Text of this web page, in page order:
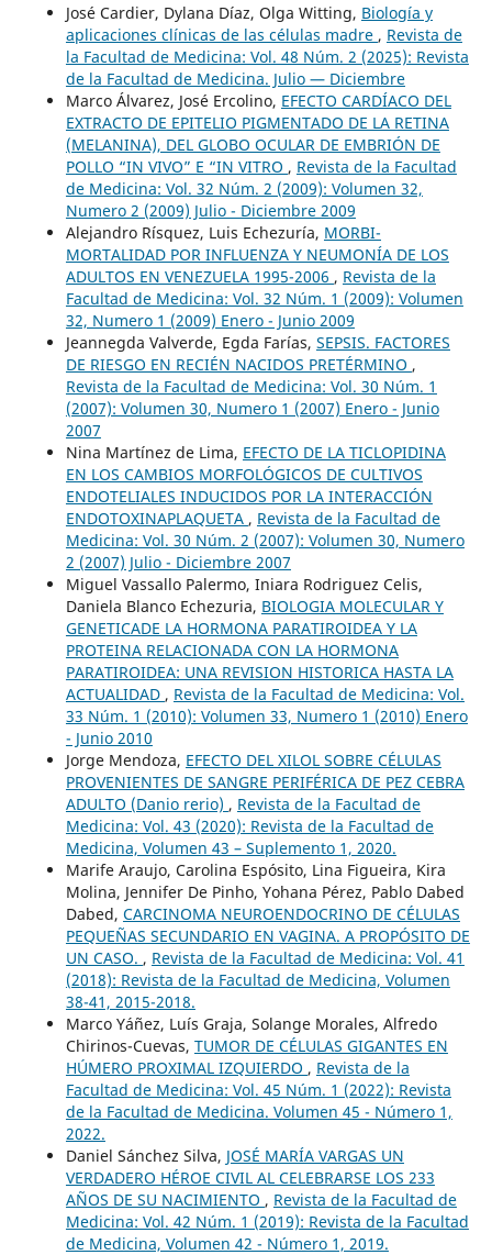
José Cardier, Dylana Díaz, Olga Witting, Biología y
aplicaciones clínicas de las células madre , Revista de
la Facultad de Medicina: Vol. 48 Núm. 2 (2025): Revista
de la Facultad de Medicina. Julio — Diciembre
Marco Álvarez, José Ercolino, EFECTO CARDÍACO DEL
EXTRACTO DE EPITELIO PIGMENTADO DE LA RETINA
(MELANINA), DEL GLOBO OCULAR DE EMBRIÓN DE
POLLO “IN VIVO” E “IN VITRO , Revista de la Facultad
de Medicina: Vol. 32 Núm. 2 (2009): Volumen 32,
Numero 2 (2009) Julio - Diciembre 2009
Alejandro Rísquez, Luis Echezuría, MORBI-
MORTALIDAD POR INFLUENZA Y NEUMONÍA DE LOS
ADULTOS EN VENEZUELA 1995-2006 , Revista de la
Facultad de Medicina: Vol. 32 Núm. 1 (2009): Volumen
32, Numero 1 (2009) Enero - Junio 2009
Jeannegda Valverde, Egda Farías, SEPSIS. FACTORES
DE RIESGO EN RECIÉN NACIDOS PRETÉRMINO ,
Revista de la Facultad de Medicina: Vol. 30 Núm. 1
(2007): Volumen 30, Numero 1 (2007) Enero - Junio
2007
Nina Martínez de Lima, EFECTO DE LA TICLOPIDINA
EN LOS CAMBIOS MORFOLÓGICOS DE CULTIVOS
ENDOTELIALES INDUCIDOS POR LA INTERACCIÓN
ENDOTOXINAPLAQUETA , Revista de la Facultad de
Medicina: Vol. 30 Núm. 2 (2007): Volumen 30, Numero
2 (2007) Julio - Diciembre 2007
Miguel Vassallo Palermo, Iniara Rodriguez Celis,
Daniela Blanco Echezuria, BIOLOGIA MOLECULAR Y
GENETICADE LA HORMONA PARATIROIDEA Y LA
PROTEINA RELACIONADA CON LA HORMONA
PARATIROIDEA: UNA REVISION HISTORICA HASTA LA
ACTUALIDAD , Revista de la Facultad de Medicina: Vol.
33 Núm. 1 (2010): Volumen 33, Numero 1 (2010) Enero
- Junio 2010
Jorge Mendoza, EFECTO DEL XILOL SOBRE CÉLULAS
PROVENIENTES DE SANGRE PERIFÉRICA DE PEZ CEBRA
ADULTO (Danio rerio) , Revista de la Facultad de
Medicina: Vol. 43 (2020): Revista de la Facultad de
Medicina, Volumen 43 – Suplemento 1, 2020.
Marife Araujo, Carolina Espósito, Lina Figueira, Kira
Molina, Jennifer De Pinho, Yohana Pérez, Pablo Dabed
Dabed, CARCINOMA NEUROENDOCRINO DE CÉLULAS
PEQUEÑAS SECUNDARIO EN VAGINA. A PROPÓSITO DE
UN CASO. , Revista de la Facultad de Medicina: Vol. 41
(2018): Revista de la Facultad de Medicina, Volumen
38-41, 2015-2018.
Marco Yáñez, Luís Graja, Solange Morales, Alfredo
Chirinos-Cuevas, TUMOR DE CÉLULAS GIGANTES EN
HÚMERO PROXIMAL IZQUIERDO , Revista de la
Facultad de Medicina: Vol. 45 Núm. 1 (2022): Revista
de la Facultad de Medicina. Volumen 45 - Número 1,
2022.
Daniel Sánchez Silva, JOSÉ MARÍA VARGAS UN
VERDADERO HÉROE CIVIL AL CELEBRARSE LOS 233
AÑOS DE SU NACIMIENTO , Revista de la Facultad de
Medicina: Vol. 42 Núm. 1 (2019): Revista de la Facultad
de Medicina, Volumen 42 - Número 1, 2019.